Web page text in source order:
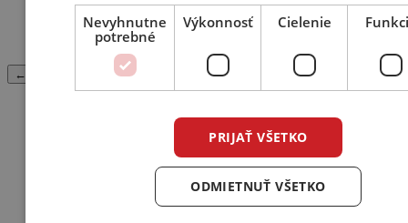
Držiak na Reproduktor
Držiaky na TV, Projektor
Stojan pod TV
← Späť
Starostlivosť o komponenty / Čistiace prostriedky
Nevyhnutne
potrebné
Výkonnosť Cielenie
PRIJAŤ VŠETKO
ODMIETNUŤ VŠETKO